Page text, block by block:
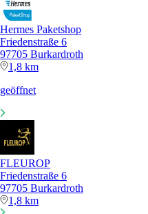
Hermes Paketshop
Friedenstraße 6
97705 Burkardroth
1,8 km
geöffnet
FLEUROP
Friedenstraße 6
97705 Burkardroth
1,8 km